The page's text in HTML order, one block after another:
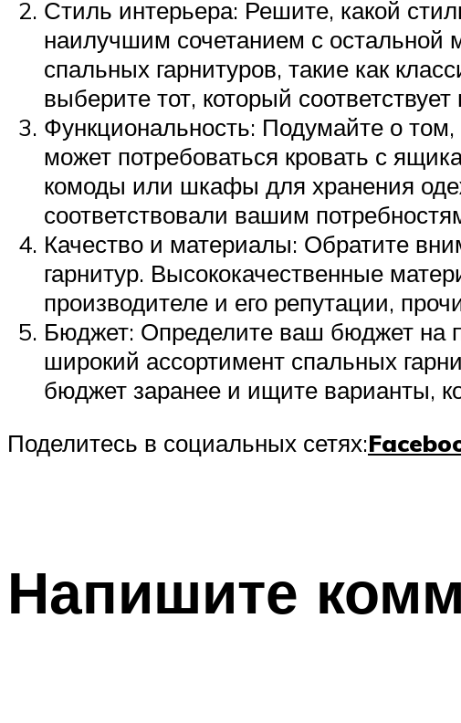
Стиль интерьера: Решите, какой
наилучшим сочетанием с
спальных гарнитуров, такие как
выберите тот, который
Функциональность: Подумайте о
может потребоваться кровать с
комоды или шкафы для хранения
соответствовали вашим
Качество и материалы: Обратите
гарнитур. Высококачественные
производителе и его репутации,
Бюджет: Определите ваш бюджет на
широкий ассортимент спальных
бюджет заранее и ищите варианты,
Поделитесь в социальных сетях:
Напишите